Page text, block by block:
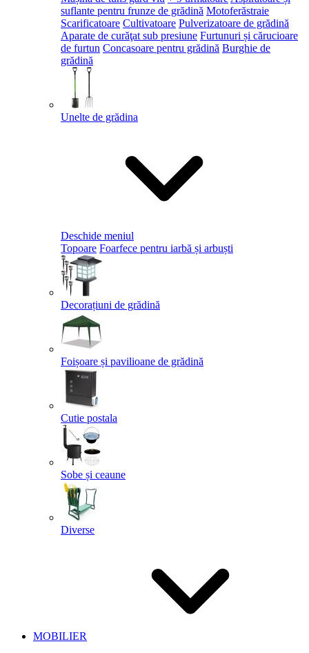
suflante pentru frunze de grădină Motoferăstraie
Scarificatoare Cultivatoare Pulverizatoare de grădină
Aparate de curăţat sub presiune Furtunuri și cărucioare
de furtun Concasoare pentru grădină Burghie de
grădină
Unelte de grădina
Deschide meniul
Topoare Foarfece pentru iarbă și arbuști
Decorațiuni de grădină
Foișoare și pavilioane de grădină
Cutie postala
Sobe și ceaune
Diverse
MOBILIER